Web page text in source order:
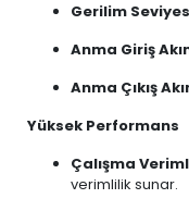
Gerilim
Anma Giriş
Anma Çıkış
Yüksek Performans
Çalışma
verimlilik sunar.